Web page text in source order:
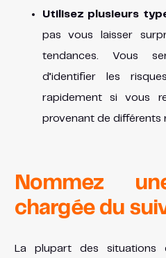
Utilisez plusieurs
pas vous laisser
tendances. Vous
d’identifier les
rapidement si vous
provenant de différents
Nommez
chargée du
La plupart des situations